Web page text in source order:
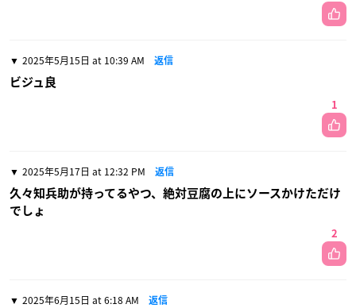
2025年5月15日 at 10:39 AM 返信
ビジュ良
1
2025年5月17日 at 12:32 PM 返信
久々知兵助が持ってるやつ、絶対豆腐の上にソースかけただけ
でしょ
2
2025年6月15日 at 6:18 AM 返信